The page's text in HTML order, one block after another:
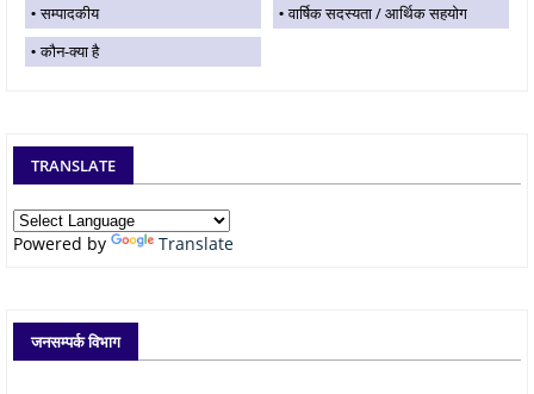
सम्पादकीय
वार्षिक सदस्यता / आर्थिक सहयोग
कौन-क्या है
TRANSLATE
Powered by Translate
जनसम्पर्क विभाग